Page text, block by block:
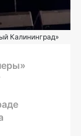
Калининград»